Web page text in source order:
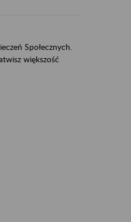
Społecznych.
większość